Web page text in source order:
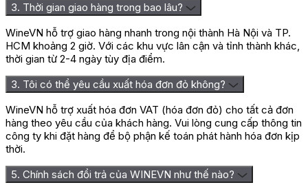
3. Thời gian giao hàng trong bao lâu?
WineVN hỗ trợ giao hàng nhanh trong nội thành Hà Nội và TP.
HCM khoảng 2 giờ. Với các khu vực lân cận và tỉnh thành khác,
thời gian từ 2-4 ngày tùy địa điểm.
3. Tôi có thể yêu cầu xuất hóa đơn đỏ không?
WineVN hỗ trợ xuất hóa đơn VAT (hóa đơn đỏ) cho tất cả đơn
hàng theo yêu cầu của khách hàng. Vui lòng cung cấp thông tin
công ty khi đặt hàng để bộ phận kế toán phát hành hóa đơn kịp
thời.
5. Chính sách đổi trả của WINEVN như thế nào?